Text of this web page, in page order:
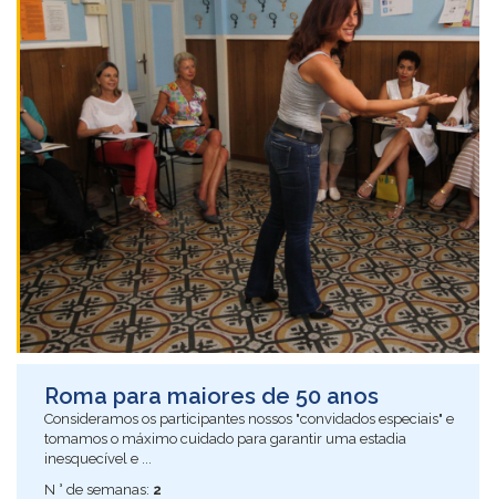
Roma para maiores de 50 anos
Consideramos os participantes nossos "convidados especiais" e
tomamos o máximo cuidado para garantir uma estadia
inesquecível e ...
N ° de semanas: 2